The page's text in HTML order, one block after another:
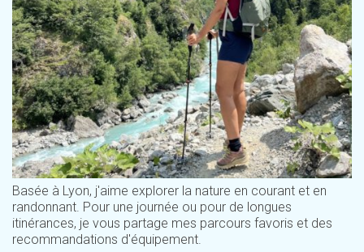
Basée à Lyon, j'aime explorer la nature en courant et en
randonnant. Pour une journée ou pour de longues
itinérances, je vous partage mes parcours favoris et des
recommandations d'équipement.